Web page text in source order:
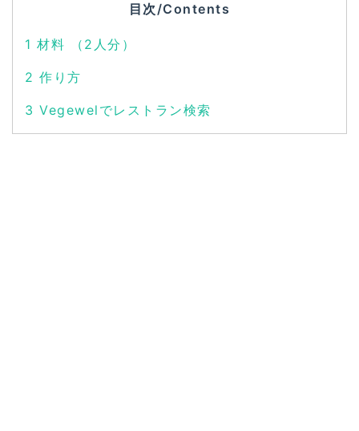
目次/Contents
1 材料 （2人分）
2 作り方
3 Vegewelでレストラン検索